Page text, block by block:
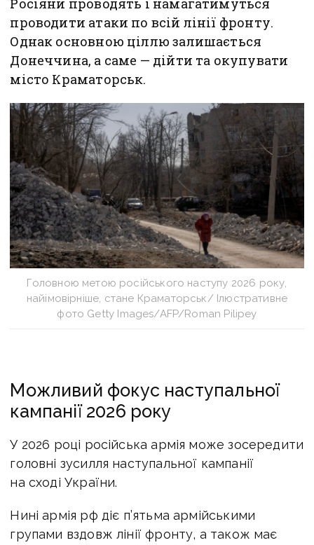
Росіяни проводять і намагатимуться
проводити атаки по всій лінії фронту.
Однак основною ціллю залишається
Донеччина, а саме — дійти та окупувати
місто Краматорськ.
Головною метою російського наступу 2026 року,
найімовірніше, стане Краматорськ/ Ілюстративне
фото Getty Images/AFP/Roman Pilipey
Можливий фокус наступальної
кампанії 2026 року
У 2026 році російська армія може зосередити
головні зусилля наступальної кампанії
на сході України.
Нині армія рф діє п’ятьма армійськими
групами вздовж лінії фронту, а також має